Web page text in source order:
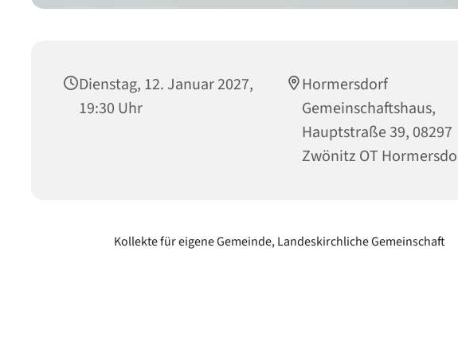
Dienstag, 12. Januar 2027,
19:30 Uhr
Hormersdorf
Gemeinschaftshaus,
Hauptstraße 39, 08297
Zwönitz OT
Kollekte für eigene Gemeinde, Landeskirchliche Gemeinschaft